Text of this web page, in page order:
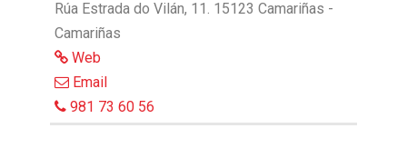
Rúa Estrada do Vilán, 11. 15123 Camariñas -
Camariñas
Web
Email
981 73 60 56